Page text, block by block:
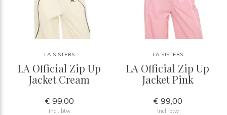
LA SISTERS
LA Official Zip Up
Jacket Cream
€ 99,00
Incl. btw
LA SISTERS
LA Official Zip Up
Jacket Pink
€ 99,00
Incl. btw